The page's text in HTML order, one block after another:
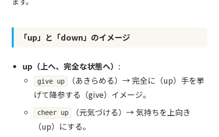
「up」と「down」のイメージ
up（上へ、完全な状態へ） :
give up
（あきらめる）→ 完全に（up）手を挙
げて降参する（give）イメージ。
cheer up
（元気づける）→ 気持ちを上向き
（up）にする。